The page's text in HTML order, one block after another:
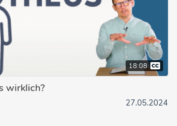
18:08
wirklich?
27.05.2024